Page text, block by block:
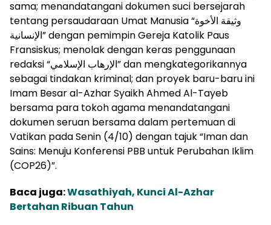
sama; menandatangani dokumen suci bersejarah
tentang persaudaraan Umat Manusia “وثيقة الأخوة
الإنسانية” dengan pemimpin Gereja Katolik Paus
Fransiskus; menolak dengan keras penggunaan
redaksi “الإرهاب الإسلامي” dan mengkategorikannya
sebagai tindakan kriminal; dan proyek baru-baru ini
Imam Besar al-Azhar Syaikh Ahmed Al-Tayeb
bersama para tokoh agama menandatangani
dokumen seruan bersama dalam pertemuan di
Vatikan pada Senin (4/10) dengan tajuk “Iman dan
Sains: Menuju Konferensi PBB untuk Perubahan Iklim
(COP26)”.
Baca juga:Wasathiyah, Kunci Al-Azhar
Bertahan Ribuan Tahun